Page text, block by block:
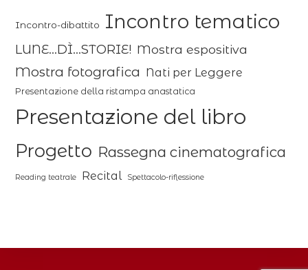
Incontro-dibattito Incontro tematico
LUNE...DÌ...STORIE! Mostra espositiva
Mostra fotografica Nati per Leggere
Presentazione della ristampa anastatica
Presentazione del libro
Progetto Rassegna cinematografica
Reading teatrale Recital Spettacolo-riflessione